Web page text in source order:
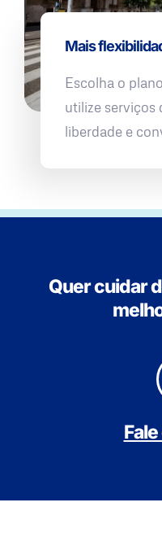
Mais
Escolha o
utilize serviços
liberdade e
Quer cuidar